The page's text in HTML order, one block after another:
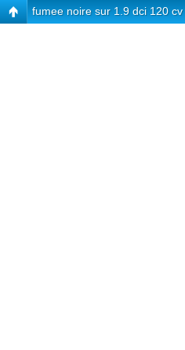
fumee noire sur 1.9 dci 120 cv